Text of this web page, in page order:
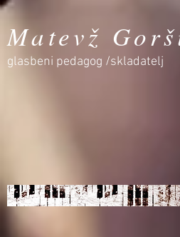
Matevž
glasbeni pedagog /skladatelj